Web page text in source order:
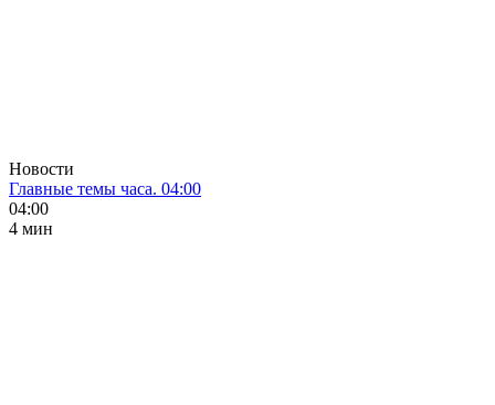
Новости
Главные темы часа. 04:00
04:00
4 мин